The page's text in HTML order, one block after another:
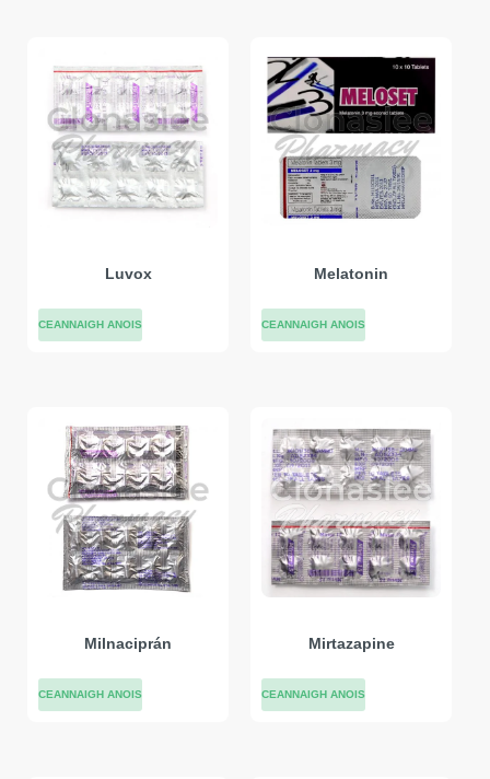
Luvox
CEANNAIGH ANOIS
Melatonin
CEANNAIGH ANOIS
Milnaciprán
CEANNAIGH ANOIS
Mirtazapine
CEANNAIGH ANOIS